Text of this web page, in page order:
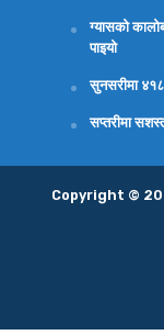
ग्यासको
पाइयो
सुनसरीमा
सप्तरीमा
Copyright ©